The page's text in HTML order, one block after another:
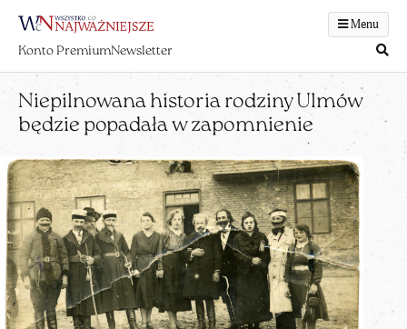
Menu
Konto PremiumNewsletter
Niepilnowana historia rodziny Ulmów
będzie popadała w zapomnienie